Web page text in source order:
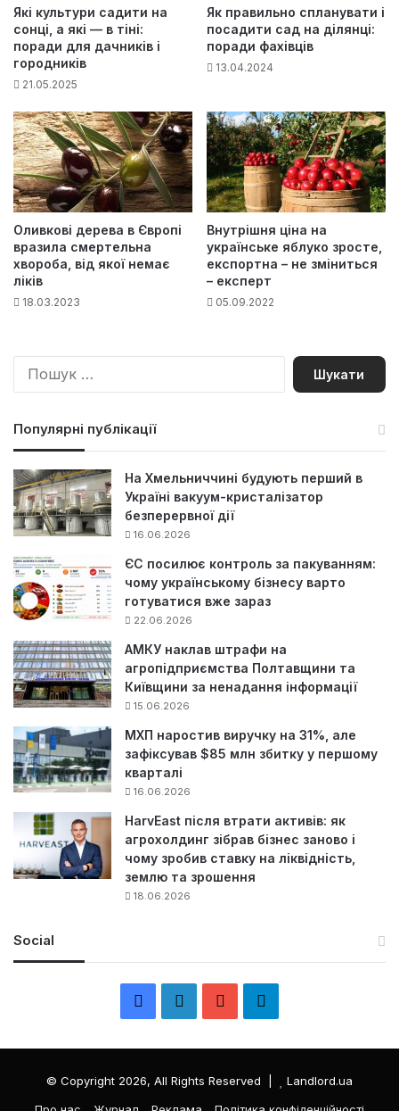
Які культури садити на
сонці, а які — в тіні:
поради для дачників і
городників
21.05.2025
Як правильно спланувати і
посадити сад на ділянці:
поради фахівців
13.04.2024
Оливкові дерева в Європі
вразила смертельна
хвороба, від якої немає
ліків
18.03.2023
Внутрішня ціна на
українське яблуко зросте,
експортна – не зміниться
– експерт
05.09.2022
П
Популярні публікації
На Хмельниччині будують перший в
Україні вакуум-кристалізатор
безперервної дії
16.06.2026
ЄС посилює контроль за пакуванням:
чому українському бізнесу варто
готуватися вже зараз
22.06.2026
АМКУ наклав штрафи на
агропідприємства Полтавщини та
Київщини за ненадання інформації
15.06.2026
МХП наростив виручку на 31%, але
зафіксував $85 млн збитку у першому
кварталі
16.06.2026
HarvEast після втрати активів: як
агрохолдинг зібрав бізнес заново і
чому зробив ставку на ліквідність,
землю та зрошення
18.06.2026
Social
л
© Copyright 2026, All Rights Reserved |
Landlord.ua